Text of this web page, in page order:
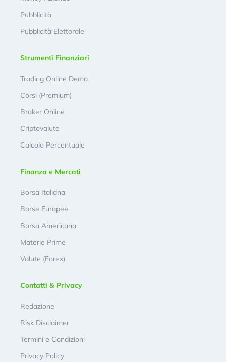
Pubblicità
Pubblicità Elettorale
Strumenti Finanziari
Trading Online Demo
Corsi (Premium)
Broker Online
Criptovalute
Calcolo Percentuale
Finanza e Mercati
Borsa Italiana
Borse Europee
Borsa Americana
Materie Prime
Valute (Forex)
Contatti & Privacy
Redazione
Risk Disclaimer
Termini e Condizioni
Privacy Policy